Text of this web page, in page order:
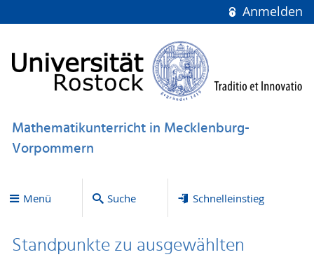
Anmelden
Mathematikunterricht in Mecklenburg-
Vorpommern
Menü Suche Schnelleinstieg
Standpunkte zu ausgewählten